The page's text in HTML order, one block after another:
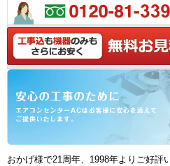
おかげ様で21周年、1998年よりご好評